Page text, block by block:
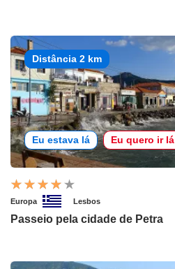
Distância 2 km
Eu estava lá Eu quero ir lá
Europa Lesbos
Passeio pela cidade de Petra